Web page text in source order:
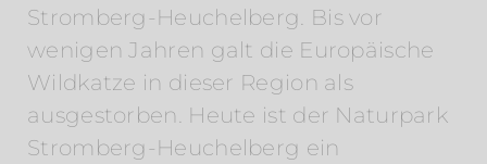
Stromberg-Heuchelberg. Bis vor
wenigen Jahren galt die Europäische
Wildkatze in dieser Region als
ausgestorben. Heute ist der Naturpark
Stromberg-Heuchelberg ein